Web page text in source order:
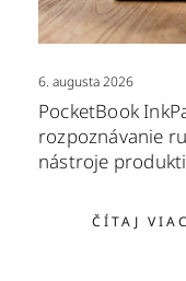
6. augusta 2026
PocketBook
rozpoznávanie
nástroje
ČÍTAJ VIAC